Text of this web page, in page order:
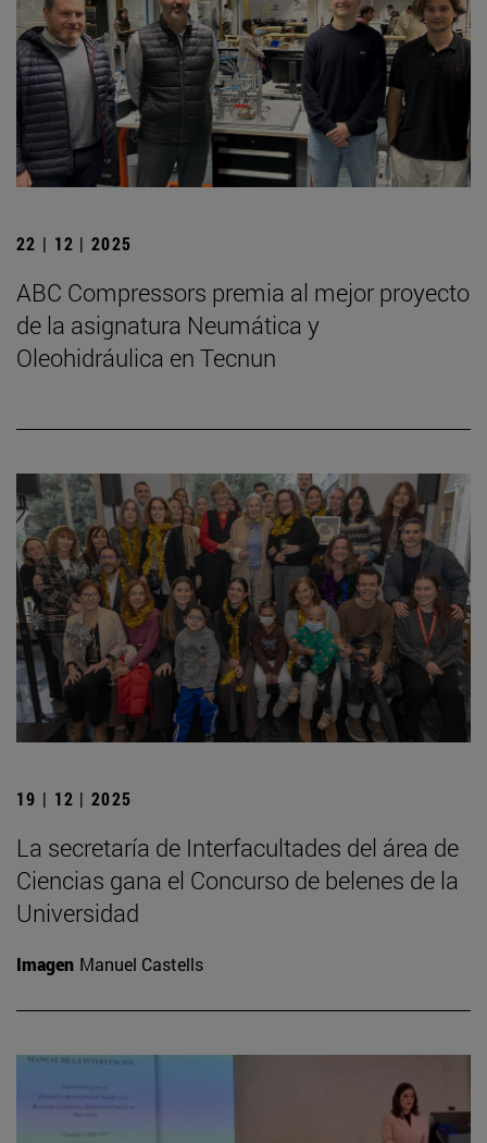
22 | 12 | 2025
ABC Compressors premia al mejor proyecto
de la asignatura Neumática y
Oleohidráulica en Tecnun
19 | 12 | 2025
La secretaría de Interfacultades del área de
Ciencias gana el Concurso de belenes de la
Universidad
Imagen Manuel Castells